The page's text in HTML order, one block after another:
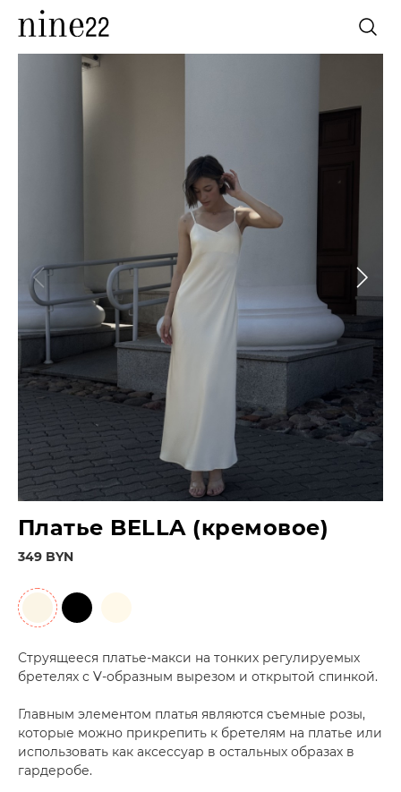
Платье BELLA (кремовое)
349 BYN
Струящееся платье-макси на тонких регулируемых
бретелях с V-образным вырезом и открытой спинкой.
Главным элементом платья являются съемные розы,
которые можно прикрепить к бретелям на платье или
использовать как аксессуар в остальных образах в
гардеробе.